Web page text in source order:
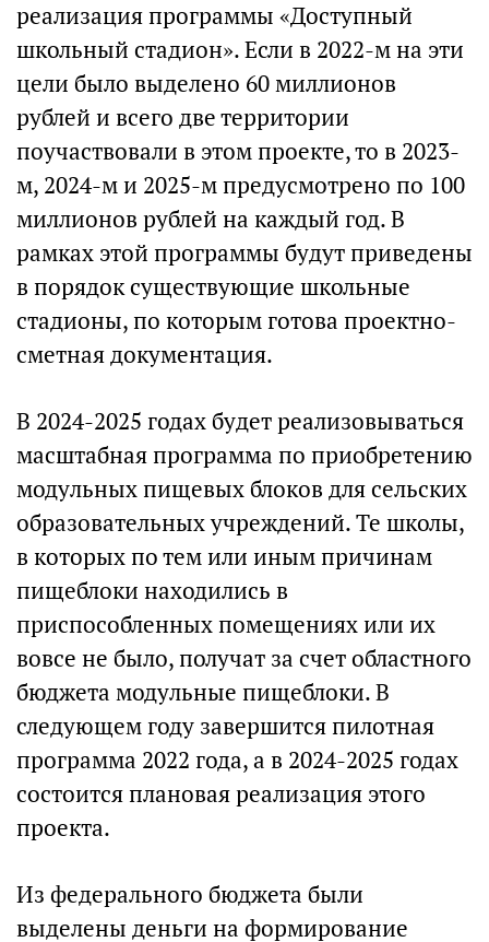
реализация программы «Доступный
школьный стадион». Если в 2022-м на эти
цели было выделено 60 миллионов
рублей и всего две территории
поучаствовали в этом проекте, то в 2023-
м, 2024-м и 2025-м предусмотрено по 100
миллионов рублей на каждый год. В
рамках этой программы будут приведены
в порядок существующие школьные
стадионы, по которым готова проектно-
сметная документация.
В 2024-2025 годах будет реализовываться
масштабная программа по приобретению
модульных пищевых блоков для сельских
образовательных учреждений. Те школы,
в которых по тем или иным причинам
пищеблоки находились в
приспособленных помещениях или их
вовсе не было, получат за счет областного
бюджета модульные пищеблоки. В
следующем году завершится пилотная
программа 2022 года, а в 2024-2025 годах
состоится плановая реализация этого
проекта.
Из федерального бюджета были
выделены деньги на формирование